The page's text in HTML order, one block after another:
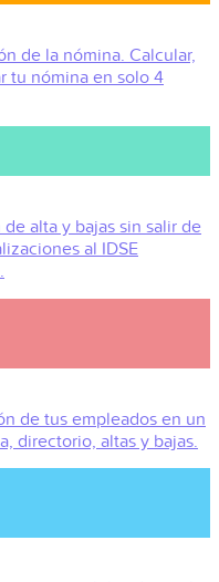
de la nómina. Calcular,
tu nómina en solo 4
alta y bajas sin salir de
al IDSE
de tus empleados en un
directorio, altas y bajas.